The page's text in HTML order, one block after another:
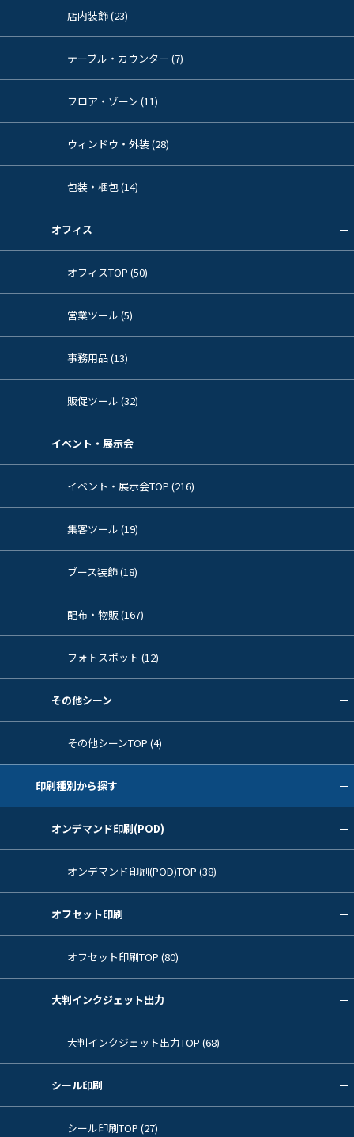
店内装飾 (23)
テーブル・カウンター (7)
フロア・ゾーン (11)
ウィンドウ・外装 (28)
包装・梱包 (14)
オフィス
オフィスTOP (50)
営業ツール (5)
事務用品 (13)
販促ツール (32)
イベント・展示会
イベント・展示会TOP (216)
集客ツール (19)
ブース装飾 (18)
配布・物販 (167)
フォトスポット (12)
その他シーン
その他シーンTOP (4)
印刷種別から探す
オンデマンド印刷(POD)
オンデマンド印刷(POD)TOP (38)
オフセット印刷
オフセット印刷TOP (80)
大判インクジェット出力
大判インクジェット出力TOP (68)
シール印刷
シール印刷TOP (27)